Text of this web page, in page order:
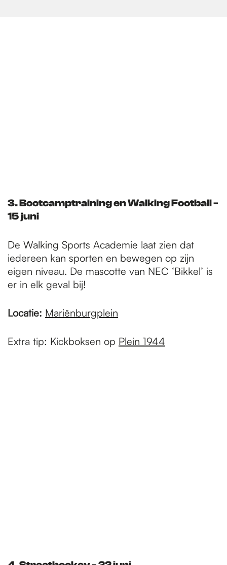
3. Bootcamptraining en Walking Football -
15 juni
De Walking Sports Academie laat zien dat
iedereen kan sporten en bewegen op zijn
eigen niveau. De mascotte van NEC ‘Bikkel’ is
er in elk geval bij!
Locatie: Mariënburgplein
Extra tip: Kickboksen op Plein 1944